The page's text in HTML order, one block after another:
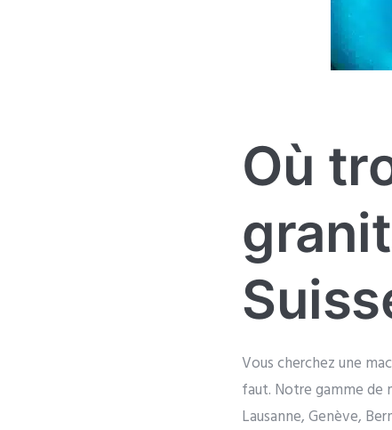
Où
Vous cherchez une
faut. Notre gamme de
Lausanne, Genève,